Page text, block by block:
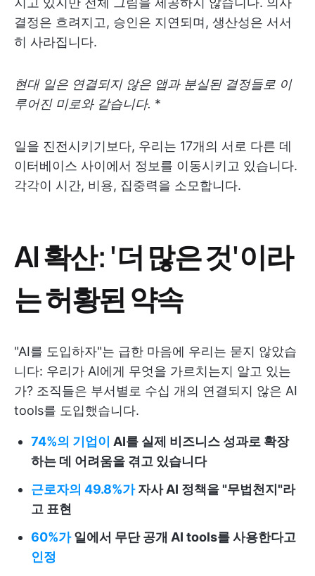
결정은 흐려지고, 승인은 지연되며, 생산성은 서서
히 사라집니다.
현대 일은 연결되지 않은 앱과 분실된 결정들로 이
루어진 미로와 같습니다. *
일을 진전시키기보다, 우리는 17개의 서로 다른 데
이터베이스 사이에서 정보를 이동시키고 있습니다.
각각이 시간, 비용, 집중력을 소모합니다.
AI 확산: '더 많은 것'이라
는 허황된 약속
"AI를 도입하자"는 급한 마음에 우리는 묻지 않았습
니다: 우리가 AI에게 무엇을 가르치는지 알고 있는
가? 조직들은 부서별로 수십 개의 연결되지 않은 AI
tools를 도입했습니다.
74%의 기업이 AI를 실제 비즈니스 성과로 확장
하는 데 어려움을 겪고 있습니다
근로자의 49.8%가자사 AI 정책을 "무법천지"라
고 표현
60%가일에서 무단 공개 AI tools를 사용한다고
인정